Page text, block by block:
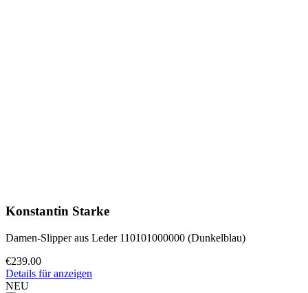
Konstantin Starke
Damen-Slipper aus Leder 110101000000 (Dunkelblau)
€239.00
Details für anzeigen
NEU